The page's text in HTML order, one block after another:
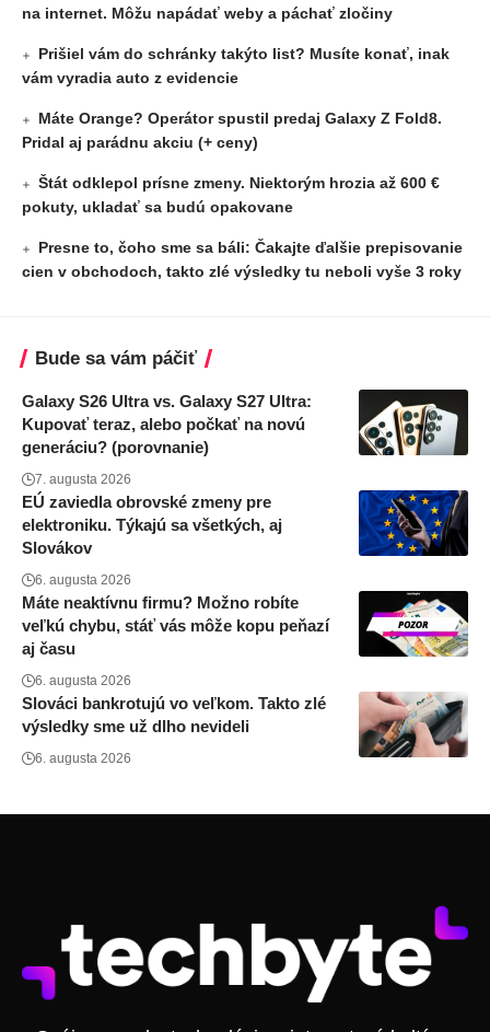
na internet. Môžu napádať weby a páchať zločiny
Prišiel vám do schránky takýto list? Musíte konať, inak
vám vyradia auto z evidencie
Máte Orange? Operátor spustil predaj Galaxy Z Fold8.
Pridal aj parádnu akciu (+ ceny)
Štát odklepol prísne zmeny. Niektorým hrozia až 600 €
pokuty, ukladať sa budú opakovane
Presne to, čoho sme sa báli: Čakajte ďalšie prepisovanie
cien v obchodoch, takto zlé výsledky tu neboli vyše 3 roky
Bude sa vám páčiť
Galaxy S26 Ultra vs. Galaxy S27 Ultra:
Kupovať teraz, alebo počkať na novú
generáciu? (porovnanie)
7. augusta 2026
EÚ zaviedla obrovské zmeny pre
elektroniku. Týkajú sa všetkých, aj
Slovákov
6. augusta 2026
Máte neaktívnu firmu? Možno robíte
veľkú chybu, stáť vás môže kopu peňazí
aj času
6. augusta 2026
Slováci bankrotujú vo veľkom. Takto zlé
výsledky sme už dlho nevideli
6. augusta 2026